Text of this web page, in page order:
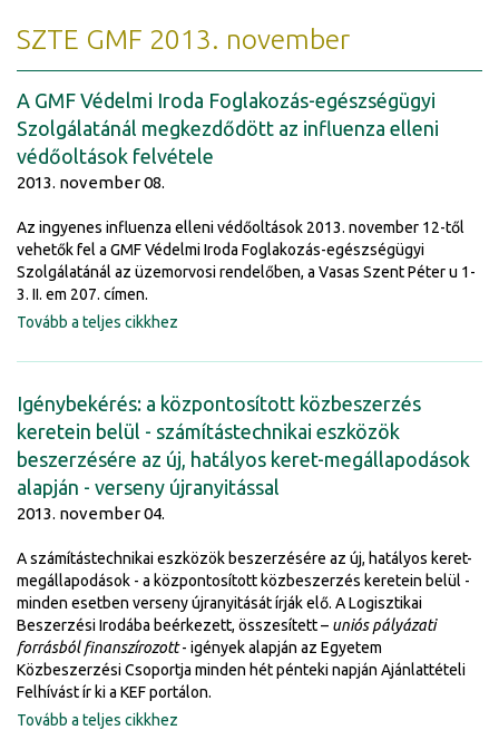
SZTE GMF 2013. november
A GMF Védelmi Iroda Foglakozás-egészségügyi
Szolgálatánál megkezdődött az influenza elleni
védőoltások felvétele
2013. november 08.
Az ingyenes influenza elleni védőoltások 2013. november 12-től
vehetők fel a GMF Védelmi Iroda Foglakozás-egészségügyi
Szolgálatánál az üzemorvosi rendelőben, a Vasas Szent Péter u 1-
3. II. em 207. címen.
Tovább a teljes cikkhez
Igénybekérés: a központosított közbeszerzés
keretein belül - számítástechnikai eszközök
beszerzésére az új, hatályos keret-megállapodások
alapján - verseny újranyitással
2013. november 04.
A számítástechnikai eszközök beszerzésére az új, hatályos keret-
megállapodások - a központosított közbeszerzés keretein belül -
minden esetben verseny újranyitását írják elő. A Logisztikai
Beszerzési Irodába beérkezett, összesített – uniós pályázati
forrásból finanszírozott- igények alapján az Egyetem
Közbeszerzési Csoportja minden hét pénteki napján Ajánlattételi
Felhívást ír ki a KEF portálon.
Tovább a teljes cikkhez